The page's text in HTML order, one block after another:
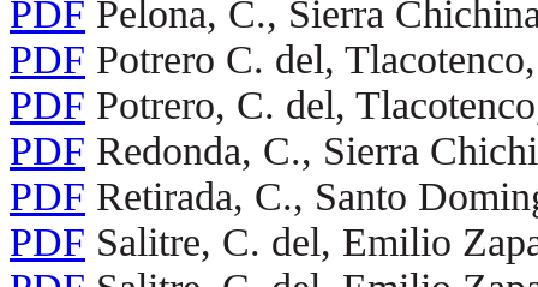
PDF Pelona, C., Sierra
PDF Potrero C. del,
PDF Potrero, C. del,
PDF Redonda, C., Sierra
PDF Retirada, C., Santo
PDF Salitre, C. del, Emilio